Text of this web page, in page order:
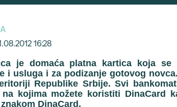
16:28
je domaća platna kartica koja se
i usluga i za podizanje gotovog novca.
Republike Srbije. Svi
kojima možete koristiti DinaCard
DinaCard.